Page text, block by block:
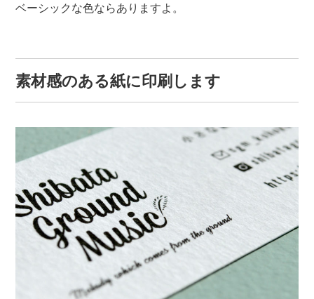
ベーシックな色ならありますよ。
素材感のある紙に印刷します